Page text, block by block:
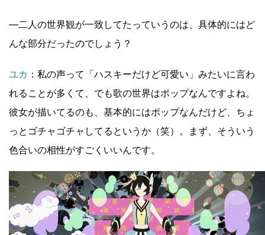
―二人の世界観が一致してたっていうのは、具体的にはど
んな部分だったのでしょう？
ユカ ：私の声って「ハスキーだけど可愛い」みたいに言わ
れることが多くて、でも歌の世界はポップなんですよね。
彼女が描いてるのも、基本的にはポップなんだけど、ちょ
っとゴチャゴチャしてるというか（笑）。まず、そういう
色合いの相性がすごくいいんです。